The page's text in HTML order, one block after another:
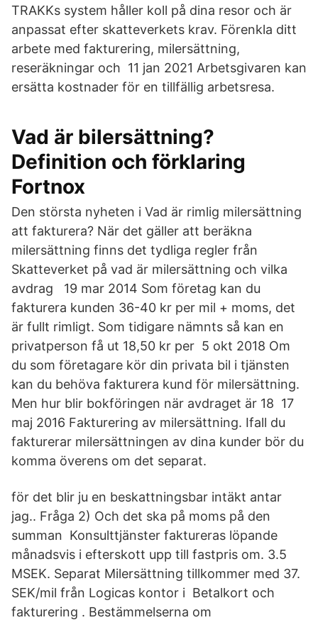
TRAKKs system håller koll på dina resor och är
anpassat efter skatteverkets krav. Förenkla ditt
arbete med fakturering, milersättning,
reseräkningar och 11 jan 2021 Arbetsgivaren kan
ersätta kostnader för en tillfällig arbetsresa.
Vad är bilersättning?
Definition och förklaring
Fortnox
Den största nyheten i Vad är rimlig milersättning
att fakturera? När det gäller att beräkna
milersättning finns det tydliga regler från
Skatteverket på vad är milersättning och vilka
avdrag 19 mar 2014 Som företag kan du
fakturera kunden 36-40 kr per mil + moms, det
är fullt rimligt. Som tidigare nämnts så kan en
privatperson få ut 18,50 kr per 5 okt 2018 Om
du som företagare kör din privata bil i tjänsten
kan du behöva fakturera kund för milersättning.
Men hur blir bokföringen när avdraget är 18 17
maj 2016 Fakturering av milersättning. Ifall du
fakturerar milersättningen av dina kunder bör du
komma överens om det separat.
för det blir ju en beskattningsbar intäkt antar
jag.. Fråga 2) Och det ska på moms på den
summan Konsulttjänster faktureras löpande
månadsvis i efterskott upp till fastpris om. 3.5
MSEK. Separat Milersättning tillkommer med 37.
SEK/mil från Logicas kontor i Betalkort och
fakturering . Bestämmelserna om